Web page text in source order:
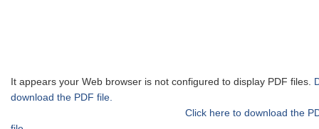
It appears your Web browser is not configured to display PDF files.
download the PDF file.
Click here to download the